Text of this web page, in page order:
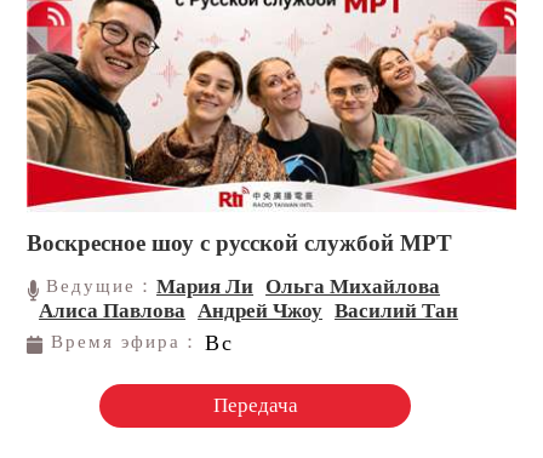
Воскресное шоу с русской службой МРТ
Ведущие：Мария Ли Ольга Михайлова
Алиса Павлова Андрей Чжоу Василий Тан
Время эфира： Вс
Передача